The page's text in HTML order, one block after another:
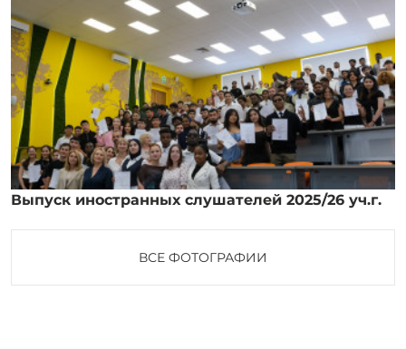
Выпуск иностранных слушателей 2025/26 уч.г.
ВСЕ ФОТОГРАФИИ